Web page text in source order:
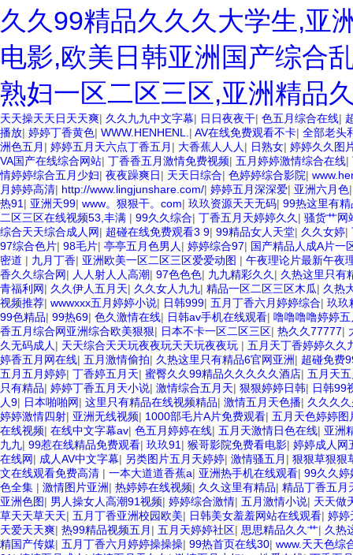
久久99精品久久久大学生,亚
电影,欧美日韩亚洲国产综合
熟妇一区二区三区,亚洲精品
天天操天天日天天爽| 久久九九中文字幕| 日日夜夜干| 色五月综合在线|
播放| 婷婷丁香黄色| WWW.HENHENL. | AV在线免费观看不卡| 全部老头
洲色五月 | 婷婷五月天六点丁香五月 | 大香蕉人人人 | 日熟女| 婷婷久久图
VA国产在线综合网站| 丁香香五月激情免费视频| 五月婷婷激情综合在线|
情婷婷综合五月少妇| 夜夜躁爽日| 天天日综合| 色婷婷综合影院|
月婷婷高清| http://www.lingjunshare.com/| 婷婷五月深深爱| 亚洲六月色
热91 | 亚洲天99| www。狠狠干。com| 玖玖资源天天无码| 99热这里有精
二区三区在线视频53,丰满 | 99久久综合| 丁香五月天婷婷久久 | 骚货艹网
综合天天综合成人网| 超碰在线免费观看3 9| 99精品女人天堂| 久久女婷|
97综合色片| 98毛片| 亭亭五月色男人 | 婷婷综合97| 国产精品人成A片一
密道 | 九月丁香| 亚洲欧美一区二区三区爱爱动图 | 午夜理论片最新午夜
香久久综合网| 人人射人人高潮| 97色色色| 九九精彩久久 | 久热这里只有
青福利网| 久久伊人五月天| 久久女人九九| 精品一区二区三区木瓜| 久热
视频推荐| wwwxxx五月婷婷小说| 日韩999| 五月丁香六月婷婷综合| 玖玖
99色精品| 99热69| 色久激情在线| 日韩av手机在线观看| 噜噜噜噜婷婷五
香五月综合网亚洲综合欧美狠狠| 日本不卡一区二区三区| 热久久77777|
久无码成人 | 天天综合天天玩夜夜玩天天玩夜夜玩 | 五月天丁香婷婷久久
婷香五月网在线| 五月激情偷拍| 久热这里只有精品6官网亚洲| 超碰免费
五月五月婷婷| 丁香婷五月天| 蜜臀久久99精品久久久久久酒店| 五月天
只有精品| 婷婷丁香五月天小说| 激情综合五月天| 狠狠婷婷日韩| 日韩99
人9| 日本啪啪网| 这里只有精品在线视频精品| 激情五月天色播| 久久久
婷婷激情四射| 亚洲无线视频| 1000部毛片A片免费观看| 五月天色婷婷图
在线视频| 在线中文字幕av| 色五月婷婷在线| 五月天激情日色在线| 亚洲
九九| 99惹在线精品免费观看| 玖玖91 | 猴哥影院免费看电影| 婷婷成人网
在线网| 成人AV中文字幕| 另类图片五月天婷婷| 激情骚五月 | 狠狠草狠狠
文在线观看免费高清 | 一本大道道香蕉a| 亚洲热手机在线观看| 99久久婷
色全集 | 激情图片亚洲| 热婷婷在线视频| 久久这里有精品| 精品丁香五月
亚洲色图| 男人操女人高潮91视频| 婷婷综合激情| 五月激情小说| 天天做
草天天草天天| 五月丁香亚洲校园欧美| 日韩美女羞羞网站在线观看| 婷婷
天爱天天爽| 热99精品视频五月 | 五月天婷婷社区| 思思精品久久艹| 久热
精国产传媒| 五月丁香六月婷婷操操操| 99热首页在线30| www.天天色综